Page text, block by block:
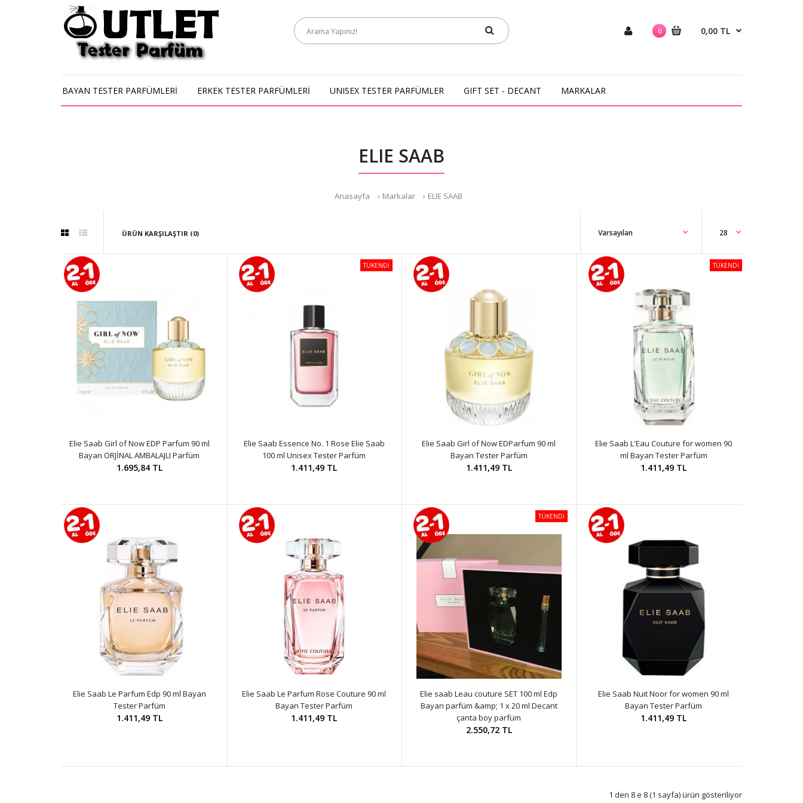
0 0,00 TL
BAYAN TESTER PARFÜMLERİ ERKEK TESTER PARFÜMLERİ UNISEX TESTER PARFÜMLER GIFT SET - DECANT MARKALAR
ELIE SAAB
Anasayfa Markalar ELIE SAAB
ÜRÜN KARŞILAŞTIR (0)
Elie Saab Girl of Now EDP Parfum 90 ml
Bayan ORJİNAL AMBALAJLI Parfüm
1.695,84 TL
TÜKENDİ
Elie Saab Essence No. 1 Rose Elie Saab
100 ml Unisex Tester Parfüm
1.411,49 TL
Elie Saab Girl of Now EDParfum 90 ml
Bayan Tester Parfüm
1.411,49 TL
TÜKENDİ
Elie Saab L'Eau Couture for women 90
ml Bayan Tester Parfüm
1.411,49 TL
Elie Saab Le Parfum Edp 90 ml Bayan
Tester Parfüm
1.411,49 TL
Elie Saab Le Parfum Rose Couture 90 ml
Bayan Tester Parfüm
1.411,49 TL
TÜKENDİ
Elie saab Leau couture SET 100 ml Edp
Bayan parfüm &amp; 1 x 20 ml Decant
çanta boy parfüm
2.550,72 TL
Elie Saab Nuit Noor for women 90 ml
Bayan Tester Parfüm
1.411,49 TL
1 den 8 e 8 (1 sayfa) ürün gösteriliyor